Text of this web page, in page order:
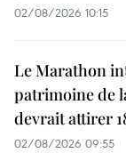
02/08/2026 10:15
Le Marathon
patrimoine de
devrait attirer
02/08/2026 09:55